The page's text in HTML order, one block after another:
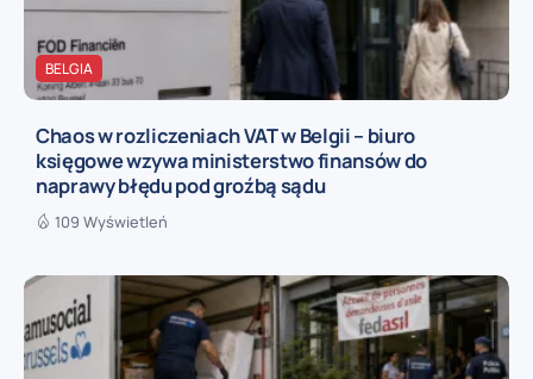
BELGIA
Chaos w rozliczeniach VAT w Belgii – biuro
księgowe wzywa ministerstwo finansów do
naprawy błędu pod groźbą sądu
109 Wyświetleń